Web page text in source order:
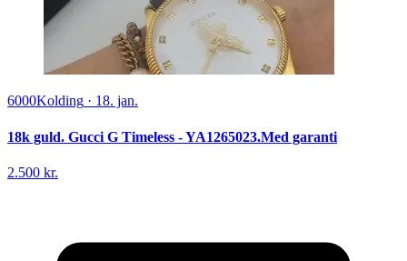
6000Kolding · 18. jan.
18k guld. Gucci G Timeless - YA1265023.Med garanti
2.500 kr.